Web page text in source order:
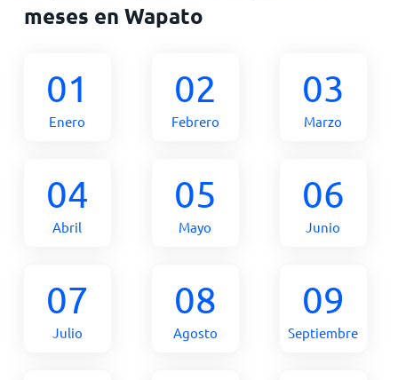
meses en Wapato
01
Enero
02
Febrero
03
Marzo
04
Abril
05
Mayo
06
Junio
07
Julio
08
Agosto
09
Septiembre